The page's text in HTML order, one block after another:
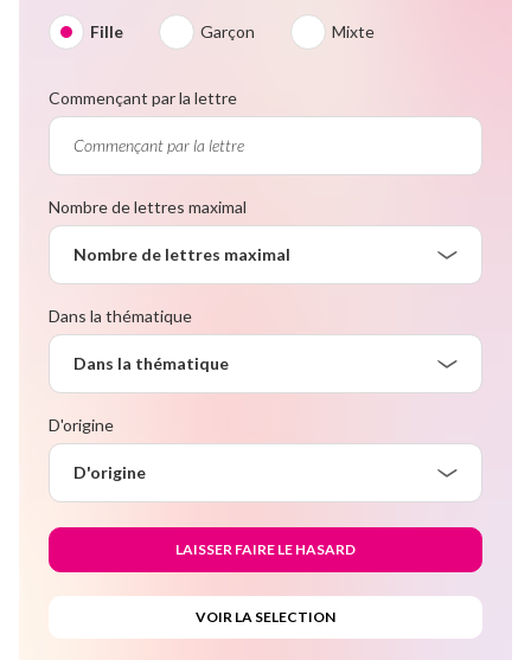
Fille Garçon Mixte
Commençant par la lettre
Nombre de lettres maximal
Nombre de lettres maximal
Dans la thématique
Dans la thématique
D'origine
D'origine